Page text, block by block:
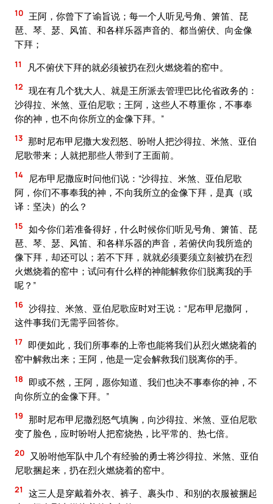
10 王阿，你曾下了谕旨说；每一个人听见号角、箫笛、琵
琶、琴、瑟、风笛、和各样乐器声音的、都当俯伏、向金像
下拜；
11 凡不俯伏下拜的就必须被扔在烈火燃烧着的窑中。
12 现在有几个犹大人、就是王所派去管理巴比伦省政务的：
沙得拉、米煞、亚伯尼歌；王阿，这些人不尊重你，不事奉
你的神，也不向你所立的金像下拜。”
13 那时尼布甲尼撒大发烈怒、吩咐人把沙得拉、米煞、亚伯
尼歌带来；人就把那些人带到了王面前。
14
尼布甲尼撒应时问他们说：“沙得拉、米煞、亚伯尼歌
阿，你们不事奉我的神，不向我所立的金像下拜，是真（或
译：坚决）的么？
15 如今你们若准备得好，什么时候你们听见号角、箫笛、琵
琶、琴、瑟、风笛、和各样乐器的声音，若俯伏向我所造的
像下拜，却还可以；若不下拜，就就必须要须立刻被扔在烈
火燃烧着的窑中；试问有什么样的神能解救你们脱离我的手
呢？”
16 沙得拉、米煞、亚伯尼歌应时对王说：“尼布甲尼撒阿，
这件事我们无需乎回答你。
17 即便如此，我们所事奉的上帝也能将我们从烈火燃烧着的
窑中解救出来；王阿，他是一定会解救我们脱离你的手。
18
即或不然，王阿，愿你知道、我们也决不事奉你的神，不
向你所立的金像下拜。”
19 那时尼布甲尼撒烈怒气填胸，向沙得拉、米煞、亚伯尼歌
变了脸色，应时吩咐人把窑烧热，比平常的、热七倍。
20
又吩咐他军队中几个有经验的勇士将沙得拉、米煞、亚伯
尼歌捆起来，扔在烈火燃烧着的窑中。
21
这三人是穿戴着外衣、裤子、裹头巾、和别的衣服被捆起